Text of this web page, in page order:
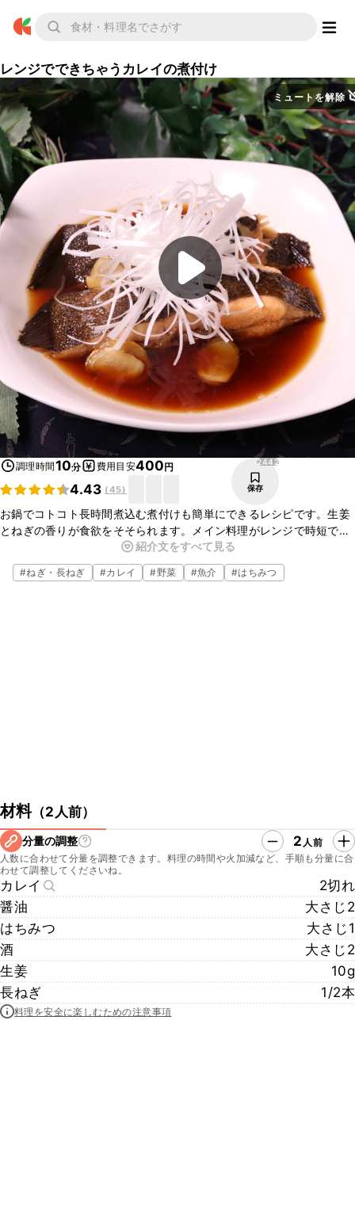
レンジでできちゃうカレイの煮付け
ミュートを解除
調理時間10分 費用目安400円
4.43 (45)
2442
保存
お鍋でコトコト長時間煮込む煮付けも簡単にできるレシピです。生姜
とねぎの香りが食欲をそそられます。メイン料理がレンジで時短でで
きるので他の料理に集中したり、もう一品付けていつもより豪華にも
なりますね。
紹介文をすべて見る
#ねぎ・長ねぎ #カレイ #野菜 #魚介 #はちみつ
材料（2人前）
分量の調整 2 人前
人数に合わせて分量を調整できます。料理の時間や火加減など、手順も分量に合
わせて調整してくださいね。
カレイ
2切れ
醤油
大さじ2
はちみつ
大さじ1
酒
大さじ2
生姜
10g
長ねぎ
1/2本
料理を安全に楽しむための注意事項